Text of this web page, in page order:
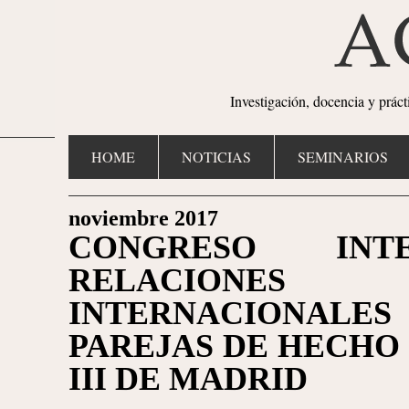
Investigación, docencia y
HOME NOTICIAS SEMINARIOS
noviembre 2017
CONGRESO
RELACIONES
PAREJAS DE
III DE MADRID